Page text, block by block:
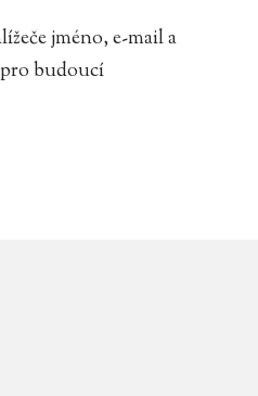
jméno, e-mail a
budoucí